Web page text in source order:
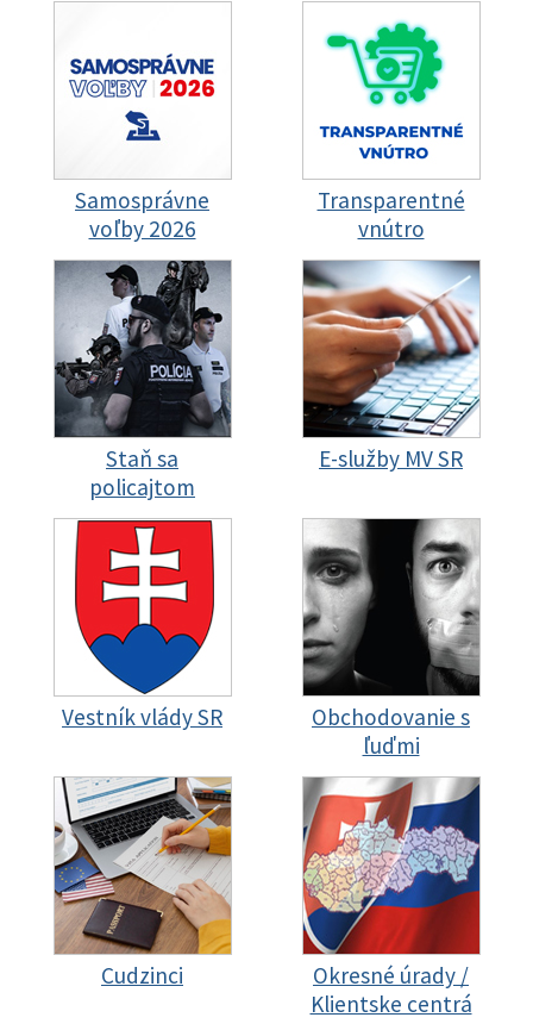
Samosprávne
voľby 2026
Transparentné
vnútro
Staň sa
policajtom
E-služby MV SR
Vestník vlády SR
Obchodovanie s
ľuďmi
Cudzinci
Okresné úrady /
Klientske centrá